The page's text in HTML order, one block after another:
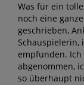
Was für ein
noch eine
geschrieben,
Schauspielerin,
empfunden.
abgenommen,
so überhaupt